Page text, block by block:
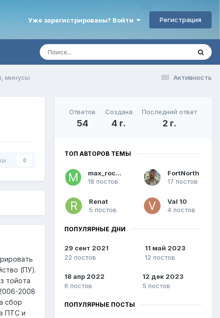
Уже зарегистрированы? Войти Регистрация
Активность
минусы
0
(ПУ).
тойота
2008
сбор
ПТС и
Ответов
54
Создана
4 г.
Последний ответ
2 г.
ТОП АВТОРОВ ТЕМЫ
max_rocker
18 постов
FоrtNorth
17 постов
Renat
5 постов
Val 10
4 постов
ПОПУЛЯРНЫЕ ДНИ
29 сент 2021
22 постов
11 май 2023
12 постов
18 апр 2022
6 постов
12 дек 2023
5 постов
ПОПУЛЯРНЫЕ ПОСТЫ